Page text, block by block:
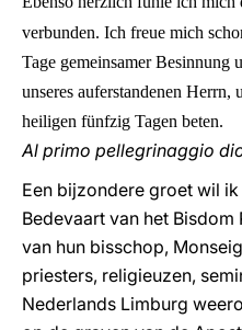
verbunden. Ich freue mich
Tage gemeinsamer Besinnung
unseres auferstandenen Herrn,
heiligen fünfzig Tagen beten.
Al primo pellegrinaggio
Een bijzondere groet wil
Bedevaart van het
van hun bisschop,
priesters, religieuzen,
Nederlands Limburg